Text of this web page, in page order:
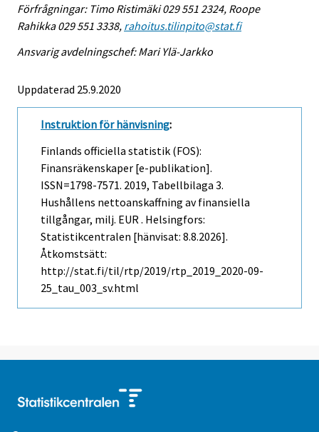
Förfrågningar: Timo Ristimäki 029 551 2324, Roope
Rahikka 029 551 3338, rahoitus.tilinpito@stat.fi
Ansvarig avdelningschef: Mari Ylä-Jarkko
Uppdaterad 25.9.2020
Instruktion för hänvisning:
Finlands officiella statistik (FOS):
Finansräkenskaper [e-publikation].
ISSN=1798-7571. 2019, Tabellbilaga 3.
Hushållens nettoanskaffning av finansiella
tillgångar, milj. EUR . Helsingfors:
Statistikcentralen [hänvisat: 8.8.2026].
Åtkomstsätt:
http://stat.fi/til/rtp/2019/rtp_2019_2020-09-
25_tau_003_sv.html